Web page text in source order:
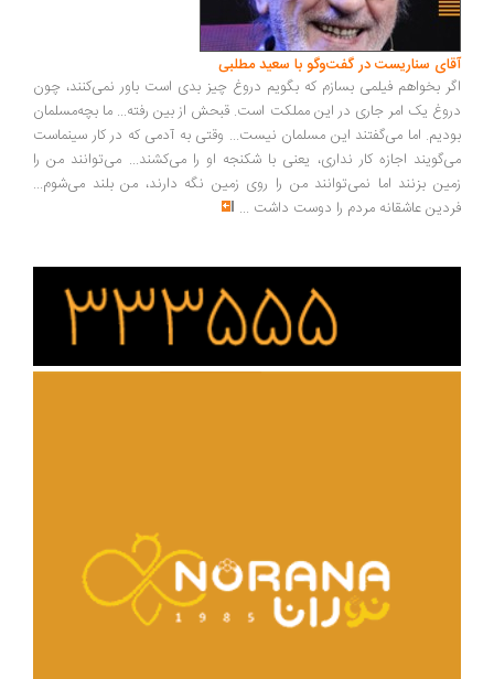
سناریست در گفت‌وگو با سعید مطلبی
بخواهم فیلمی بسازم که بگویم دروغ چیز بدی است باور نمی‌کنند، چون
یک امر جاری در این مملکت است. قبحش از بین رفته... ما بچه‌مسلمان
اما می‌گفتند این مسلمان نیست... وقتی به آدمی که در کار سینماست
اجازه کار نداری، یعنی با شکنجه او را می‌کشند... می‌توانند من را
بزنند اما نمی‌توانند من را روی زمین نگه دارند، من بلند می‌شوم...
عاشقانه مردم را دوست داشت ...